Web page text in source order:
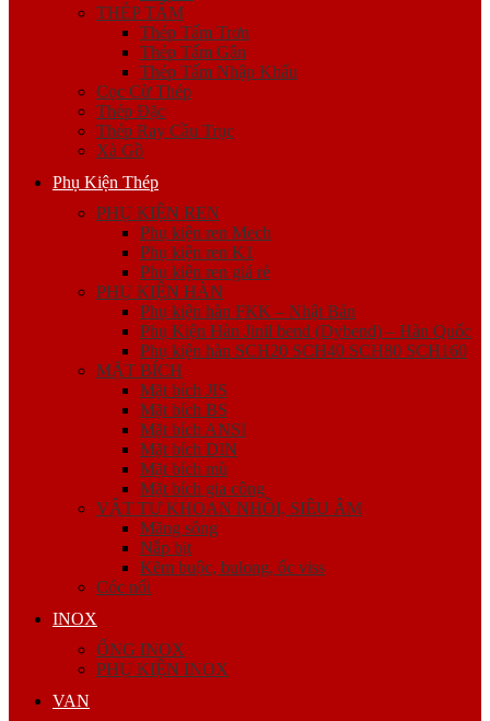
THÉP TẤM
Thép Tấm Trơn
Thép Tấm Gân
Thép Tấm Nhập Khẩu
Cọc Cừ Thép
Thép Đặc
Thép Ray Cầu Trục
Xà Gồ
Phụ Kiện Thép
PHỤ KIỆN REN
Phụ kiện ren Mech
Phụ kiện ren K1
Phụ kiện ren giá rẻ
PHỤ KIỆN HÀN
Phụ kiện hàn FKK – Nhật Bản
Phụ Kiện Hàn Jinil bend (Dybend) – Hàn Quốc
Phụ kiện hàn SCH20 SCH40 SCH80 SCH160
MẶT BÍCH
Mặt bích JIS
Mặt bích BS
Mặt bích ANSI
Mặt bích DIN
Mặt bích mù
Mặt bích gia công
VẬT TƯ KHOAN NHỒI, SIÊU ÂM
Măng sông
Nắp bịt
Kẽm buộc, bulong, ốc viss
Cóc nối
INOX
ỐNG INOX
PHỤ KIỆN INOX
VAN